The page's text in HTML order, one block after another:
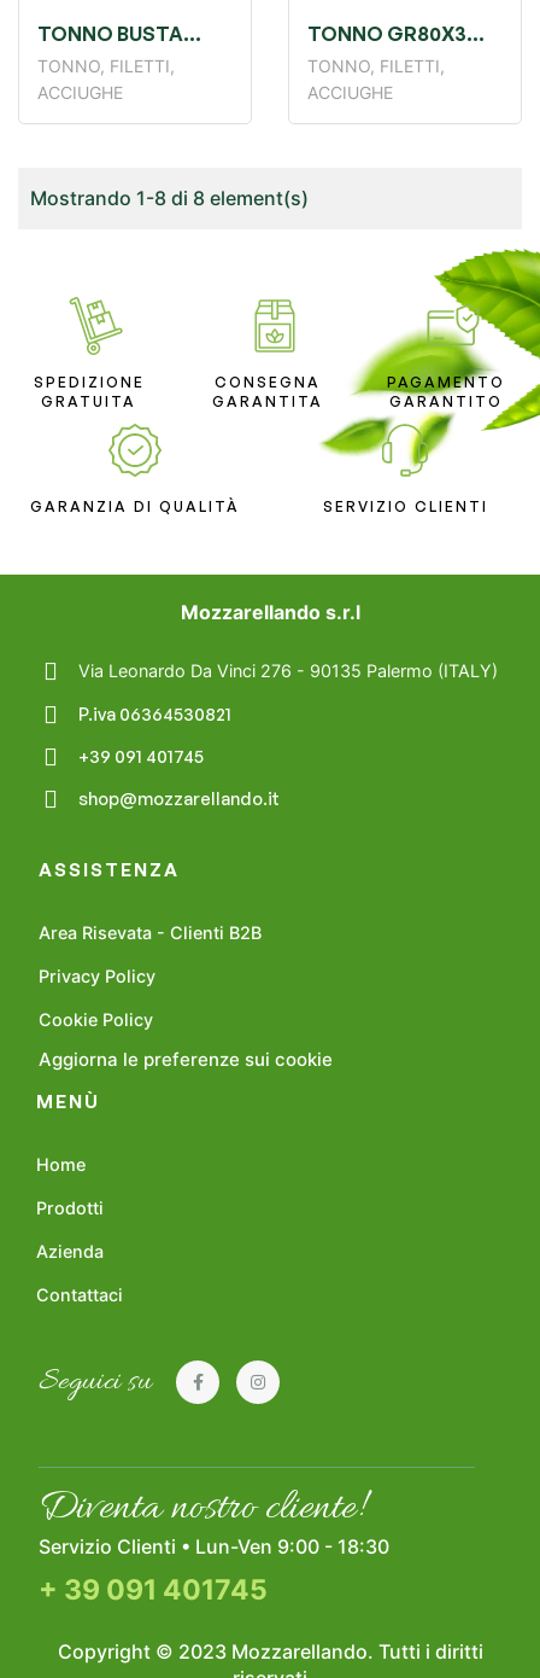
TONNO BUSTA
OLIO DI GIRASOLE
KG1 PORTIC.
TONNO, FILETTI,
ACCIUGHE
TONNO GR80X3
GIRASOLE
PORTICELLO
TONNO, FILETTI,
ACCIUGHE
Mostrando 1-8 di 8 element(s)
SPEDIZIONE
GRATUITA
CONSEGNA
GARANTITA
PAGAMENTO
GARANTITO
GARANZIA DI QUALITÀ SERVIZIO CLIENTI
Mozzarellando s.r.l
Via Leonardo Da Vinci 276 - 90135 Palermo (ITALY)
P.iva 06364530821
+39 091 401745
shop@mozzarellando.it
ASSISTENZA
Area Risevata - Clienti B2B
Privacy Policy
Cookie Policy
Aggiorna le preferenze sui cookie
MENÙ
Home
Prodotti
Azienda
Contattaci
Seguici su
Diventa nostro cliente!
Servizio Clienti • Lun-Ven 9:00 - 18:30
+ 39 091 401745
Copyright © 2023 Mozzarellando. Tutti i diritti